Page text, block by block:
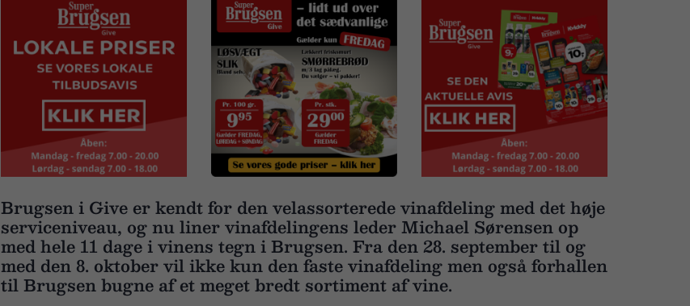
Brugsen i Give er kendt for den velassorterede vinafdeling med det høje
serviceniveau, og nu liner vinafdelingens leder Michael Sørensen op
med hele 11 dage i vinens tegn i Brugsen. Fra den 28. september til og
med den 8. oktober vil ikke kun den faste vinafdeling men også forhallen
til Brugsen bugne af et meget bredt sortiment af vine.